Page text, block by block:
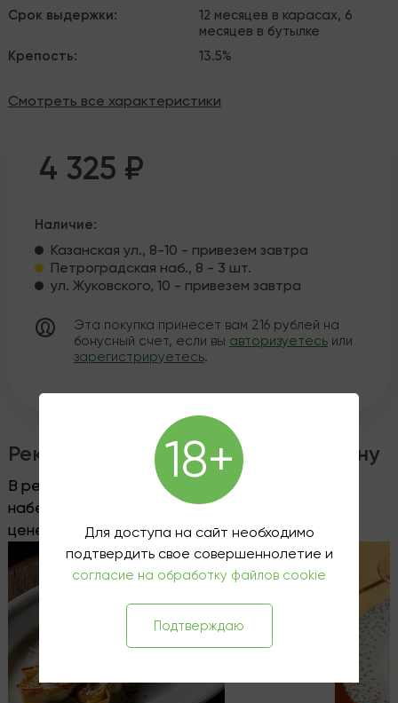
Срок выдержки:
12 месяцев в карасах, 6
месяцев в бутылке
Крепость: 13.5%
Смотреть все характеристики
4 325 ₽
Наличие:
Казанская ул., 8-10 - привезем завтра
Петроградская наб., 8 - 3 шт.
ул. Жуковского, 10 - привезем завтра
Эта покупка принесет вам 216 рублей на
бонусный счет, если вы авторизуетесь или
зарегистрируетесь.
Рекомендуемые блюда к этому вину
В ресторане Wine&Dine
на Петроградской
набережной, 8, вы можете заказать это вино по
цене винотеки, без пробкового сбора.
18+
Для доступа на сайт необходимо
подтвердить свое совершеннолетие и
согласие на обработку файлов cookie
Подтверждаю